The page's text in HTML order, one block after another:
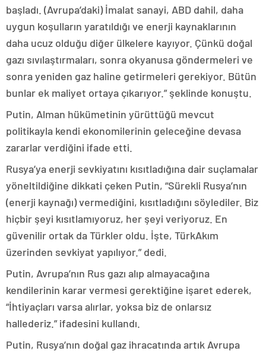
başladı. (Avrupa’daki) İmalat sanayi, ABD dahil, daha
uygun koşulların yaratıldığı ve enerji kaynaklarının
daha ucuz olduğu diğer ülkelere kayıyor. Çünkü doğal
gazı sıvılaştırmaları, sonra okyanusa göndermeleri ve
sonra yeniden gaz haline getirmeleri gerekiyor. Bütün
bunlar ek maliyet ortaya çıkarıyor.” şeklinde konuştu.
Putin, Alman hükümetinin yürüttüğü mevcut
politikayla kendi ekonomilerinin geleceğine devasa
zararlar verdiğini ifade etti.
Rusya’ya enerji sevkiyatını kısıtladığına dair suçlamalar
yöneltildiğine dikkati çeken Putin, “Sürekli Rusya’nın
(enerji kaynağı) vermediğini, kısıtladığını söylediler. Biz
hiçbir şeyi kısıtlamıyoruz, her şeyi veriyoruz. En
güvenilir ortak da Türkler oldu. İşte, TürkAkım
üzerinden sevkiyat yapılıyor.” dedi.
Putin, Avrupa’nın Rus gazı alıp almayacağına
kendilerinin karar vermesi gerektiğine işaret ederek,
“İhtiyaçları varsa alırlar, yoksa biz de onlarsız
hallederiz.” ifadesini kullandı.
Putin, Rusya’nın doğal gaz ihracatında artık Avrupa